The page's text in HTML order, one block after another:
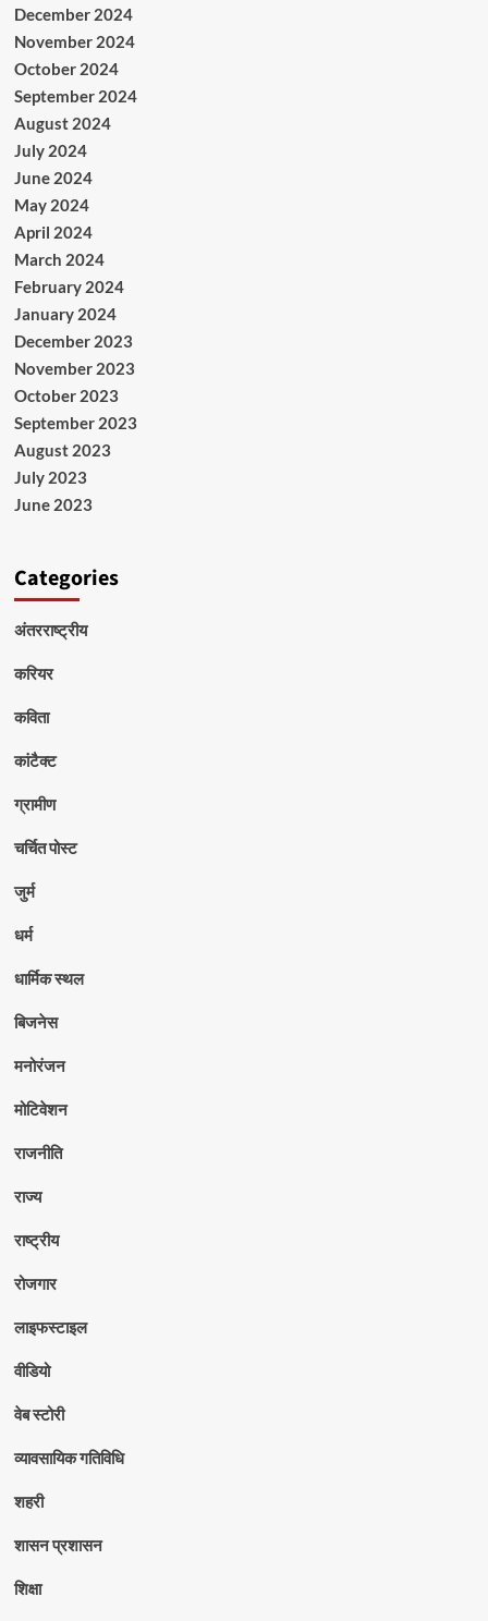
December 2024
November 2024
October 2024
September 2024
August 2024
July 2024
June 2024
May 2024
April 2024
March 2024
February 2024
January 2024
December 2023
November 2023
October 2023
September 2023
August 2023
July 2023
June 2023
Categories
अंतरराष्ट्रीय
करियर
कविता
कांटैक्ट
ग्रामीण
चर्चित पोस्ट
जुर्म
धर्म
धार्मिक स्थल
बिजनेस
मनोरंजन
मोटिवेशन
राजनीति
राज्य
राष्ट्रीय
रोजगार
लाइफस्टाइल
वीडियो
वेब स्टोरी
व्यावसायिक गतिविधि
शहरी
शासन प्रशासन
शिक्षा